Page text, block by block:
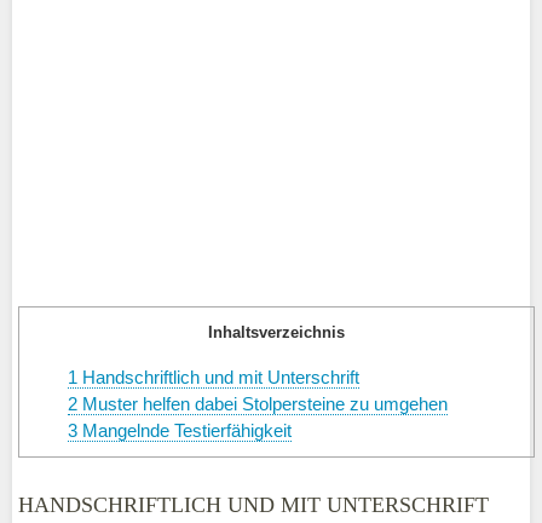
Inhaltsverzeichnis
1 Handschriftlich und mit Unterschrift
2 Muster helfen dabei Stolpersteine zu umgehen
3 Mangelnde Testierfähigkeit
HANDSCHRIFTLICH UND MIT UNTERSCHRIFT